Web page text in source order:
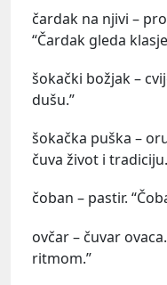
čardak na njivi –
“Čardak gleda
šokački božjak –
dušu.”
šokačka puška –
čuva život i
čoban – pastir.
ovčar – čuvar
ritmom.”